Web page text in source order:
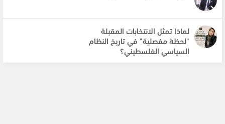
لماذا تمثل الانتخابات المقبلة
"لحظة مفصلية" في تاريخ النظام
السياسي الفلسطيني؟